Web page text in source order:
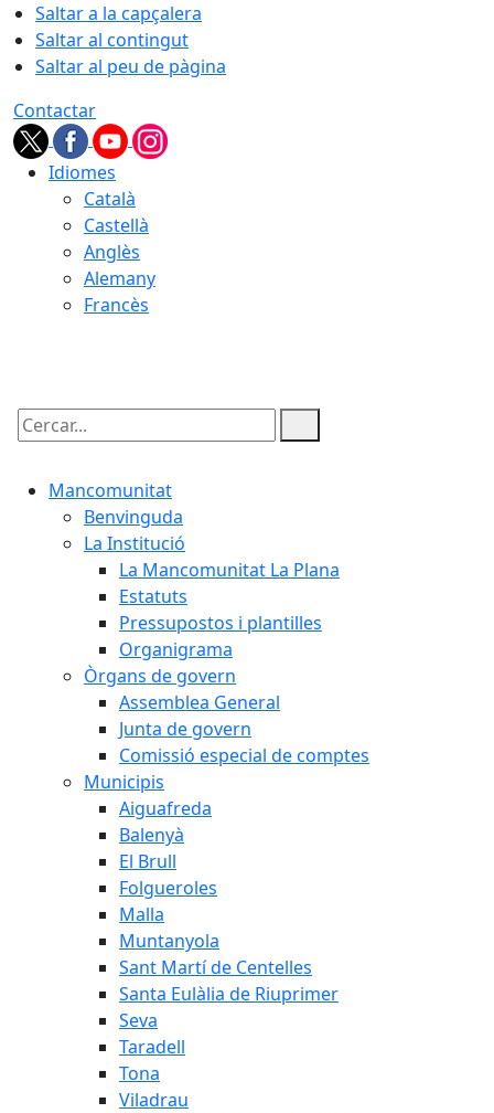
Saltar a la capçalera
Saltar al contingut
Saltar al peu de pàgina
Contactar
Idiomes
Català
Castellà
Anglès
Alemany
Francès
Cercar:
Mancomunitat
Benvinguda
La Institució
La Mancomunitat La Plana
Estatuts
Pressupostos i plantilles
Organigrama
Òrgans de govern
Assemblea General
Junta de govern
Comissió especial de comptes
Municipis
Aiguafreda
Balenyà
El Brull
Folgueroles
Malla
Muntanyola
Sant Martí de Centelles
Santa Eulàlia de Riuprimer
Seva
Taradell
Tona
Viladrau